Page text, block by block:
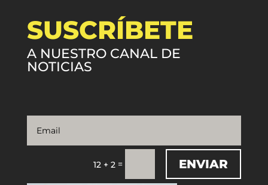
SUSCRÍBETE
A NUESTRO CANAL DE
NOTICIAS
12 + 2 = ENVIAR